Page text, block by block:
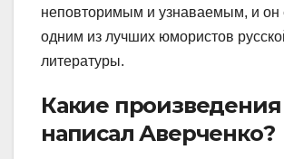
неповторимым и узнаваемым, и он
одним из лучших юмористов
литературы.
Какие произведения
написал Аверченко?